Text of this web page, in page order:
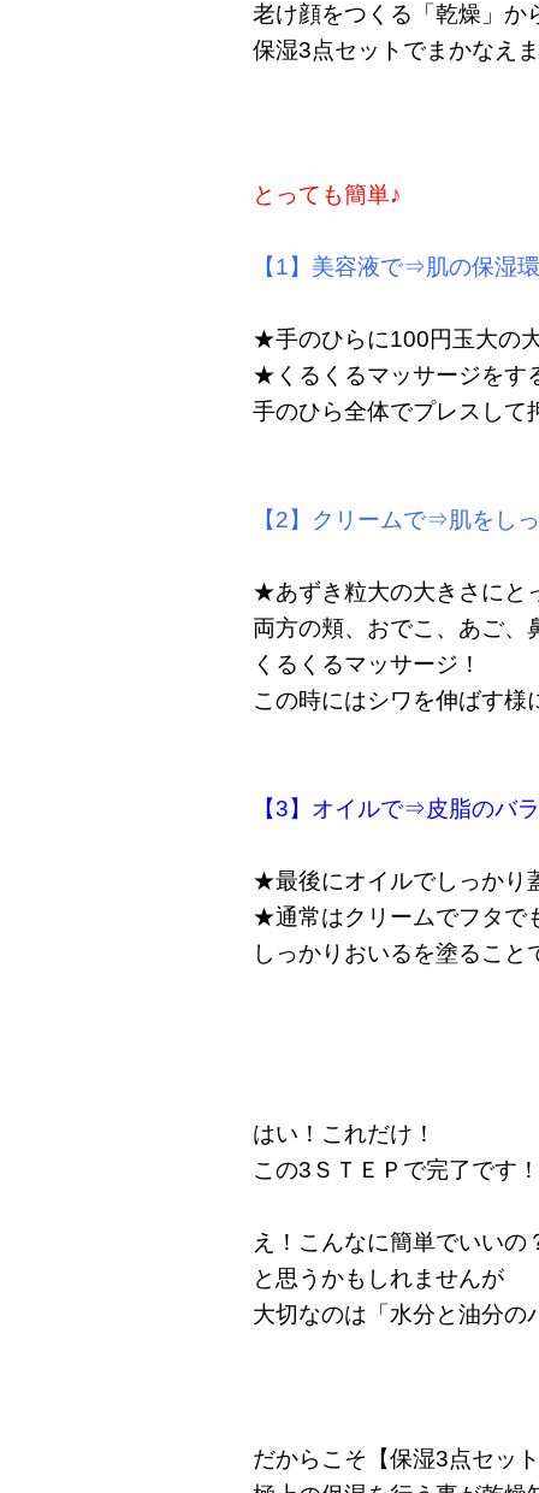
老け顔をつくる「乾燥」か
保湿3点セットでまかなえ
とっても簡単♪
【1】美容液で⇒肌の保湿
★手のひらに100円玉大の
★くるくるマッサージをす
手のひら全体でプレスして
【2】クリームで⇒肌をし
★あずき粒大の大きさにと
両方の頬、おでこ、あご、
くるくるマッサージ！
この時にはシワを伸ばす様
【3】オイルで⇒皮脂のバ
★最後にオイルでしっかり
★通常はクリームでフタで
しっかりおいるを塗るこ
はい！これだけ！
この3ＳＴＥＰで完了です！
え！こんなに簡単でいいの
と思うかもしれませんが
大切なのは「水分と油分の
だからこそ【保湿3点セッ